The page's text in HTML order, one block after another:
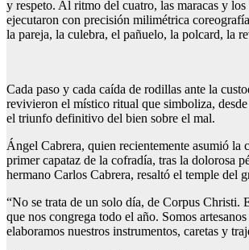
y respeto. Al ritmo del cuatro, las maracas y los
ejecutaron con precisión milimétrica
la pareja, la culebra, el pañuelo, la polcard, la
Cada paso y cada caída de rodillas ante la
revivieron el místico ritual que simboliza,
el triunfo definitivo del bien sobre el mal.
Ángel Cabrera, quien recientemente asumió la
primer capataz de la cofradía, tras la dolorosa
hermano Carlos Cabrera, resaltó el temple del
“No se trata de un solo día, de Corpus Christi.
que nos congrega todo el año. Somos
elaboramos nuestros instrumentos, caretas y